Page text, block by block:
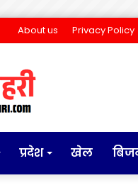
About us Privacy Policy
प्रदेश खेल